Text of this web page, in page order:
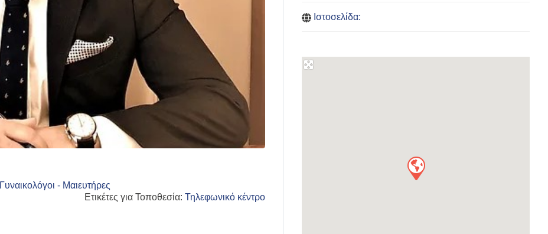
Γυναικολόγοι - Μαιευτήρες
Ετικέτες για Τοποθεσία: Τηλεφωνικό κέντρο
Ιστοσελίδα: